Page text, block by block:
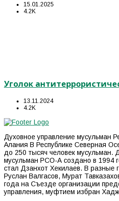
15.01.2025
4.2K
Уголок
13.11.2024
4.2K
Духовное управление мусульман
Алания В Республике Северная
до 250 тысяч человек мусульман.
мусульман РСО-А создано в 1994
стал Дзанхот Хекилаев. В
Руслан Валгасов, Мурат
года на Съезде организации
управления, муфтием избран